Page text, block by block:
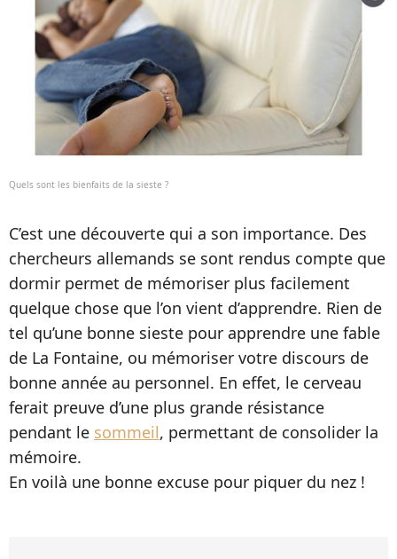
Quels sont les bienfaits de la sieste ?
C’est une découverte qui a son importance. Des
chercheurs allemands se sont rendus compte que
dormir permet de mémoriser plus facilement
quelque chose que l’on vient d’apprendre. Rien de
tel qu’une bonne sieste pour apprendre une fable
de La Fontaine, ou mémoriser votre discours de
bonne année au personnel. En effet, le cerveau
ferait preuve d’une plus grande résistance
pendant le sommeil, permettant de consolider la
mémoire.
En voilà une bonne excuse pour piquer du nez !